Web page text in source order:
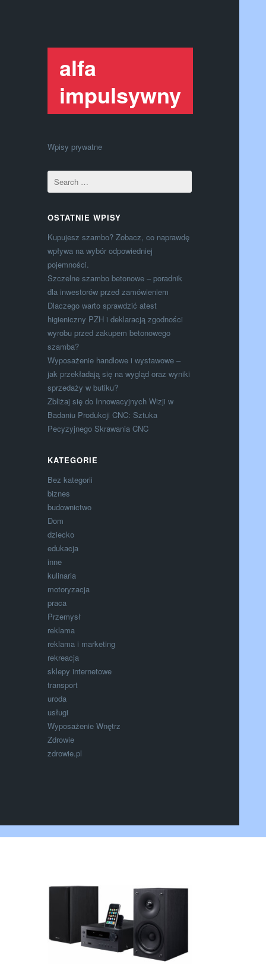
alfa
impulsywny
Wpisy prywatne
OSTATNIE WPISY
Kupujesz szambo? Zobacz, co naprawdę
wpływa na wybór odpowiedniej
pojemności.
Szczelne szambo betonowe – poradnik
dla inwestorów przed zamówieniem
Dlaczego warto sprawdzić atest
higieniczny PZH i deklaracją zgodności
wyrobu przed zakupem betonowego
szamba?
Wyposażenie handlowe i wystawowe –
jak przekładają się na wygląd oraz wyniki
sprzedaży w butiku?
Zbliżaj się do Innowacyjnych Wizji w
Badaniu Produkcji CNC: Sztuka
Pecyzyjnego Skrawania CNC
KATEGORIE
Bez kategorii
biznes
budownictwo
Dom
dziecko
edukacja
inne
kulinaria
motoryzacja
praca
Przemysł
reklama
reklama i marketing
rekreacja
sklepy internetowe
transport
uroda
usługi
Wyposażenie Wnętrz
Zdrowie
zdrowie.pl